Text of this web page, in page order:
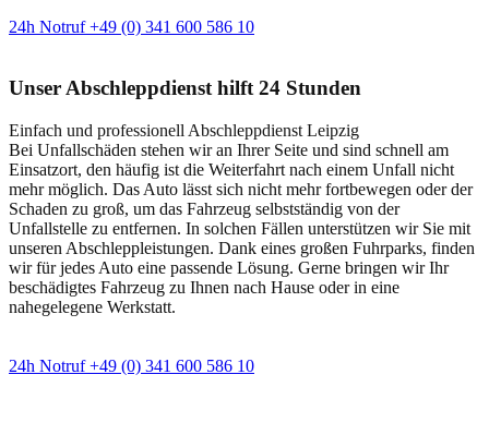
24h Notruf +49 (0) 341 600 586 10
Unser Abschleppdienst hilft 24 Stunden
Einfach und professionell Abschleppdienst Leipzig
Bei Unfallschäden stehen wir an Ihrer Seite und sind schnell am
Einsatzort, den häufig ist die Weiterfahrt nach einem Unfall nicht
mehr möglich. Das Auto lässt sich nicht mehr fortbewegen oder der
Schaden zu groß, um das Fahrzeug selbstständig von der
Unfallstelle zu entfernen. In solchen Fällen unterstützen wir Sie mit
unseren Abschleppleistungen. Dank eines großen Fuhrparks, finden
wir für jedes Auto eine passende Lösung. Gerne bringen wir Ihr
beschädigtes Fahrzeug zu Ihnen nach Hause oder in eine
nahegelegene Werkstatt.
24h Notruf +49 (0) 341 600 586 10